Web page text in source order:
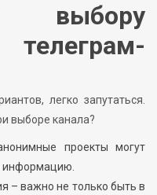
выбору
легко запутаться.
выборе канала?
проекты могут
информацию.
– важно не только быть в